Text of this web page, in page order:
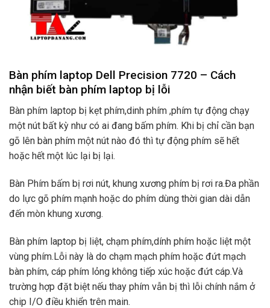
Bàn phím laptop Dell Precision 7720 – Cách
nhận biết bàn phím laptop bị lỗi
Bàn phím laptop bị kẹt phím,dinh phím ,phím tự động chạy
một nút bất kỳ như có ai đang bấm phím. Khi bị chỉ cần bạn
gõ lên bàn phím một nút nào đó thì tự động phím sẽ hết
hoặc hết một lúc lại bị lại.
Bàn Phím bấm bị rơi nút, khung xương phím bị rơi ra.Đa phần
do lực gõ phím mạnh hoặc do phím dùng thời gian dài dẫn
đến mòn khung xương.
Bàn phím laptop bị liệt, chạm phím,dính phím hoặc liệt một
vùng phím.Lỗi này là do chạm mạch phím hoặc đứt mạch
bàn phím, cáp phím lỏng không tiếp xúc hoặc đứt cáp.Và
trường hợp đặt biệt nếu thay phím vẫn bị thì lỗi chính nắm ở
chip I/O điều khiển trên main.